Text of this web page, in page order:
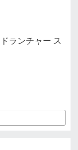
ランチャー ス